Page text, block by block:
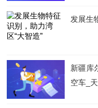
发展生
新疆库
空车_